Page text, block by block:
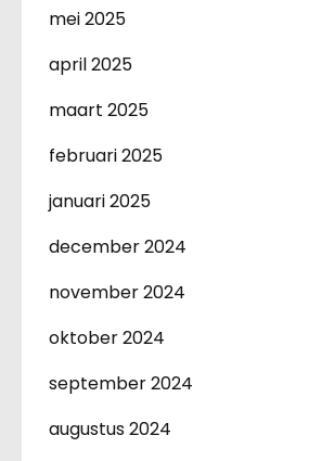
mei 2025
april 2025
maart 2025
februari 2025
januari 2025
december 2024
november 2024
oktober 2024
september 2024
augustus 2024